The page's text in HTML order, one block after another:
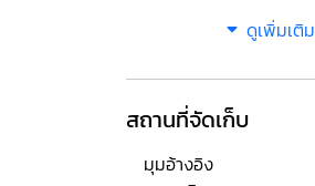
ดูเพิ่มเติม
สถานที่จัดเก็บ
มุมอ้างอิง